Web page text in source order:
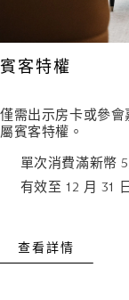
賓客特權
僅需出示房卡或參
屬賓客特權。
單次消費滿新幣
有效至 12 月 31 日
查看詳情